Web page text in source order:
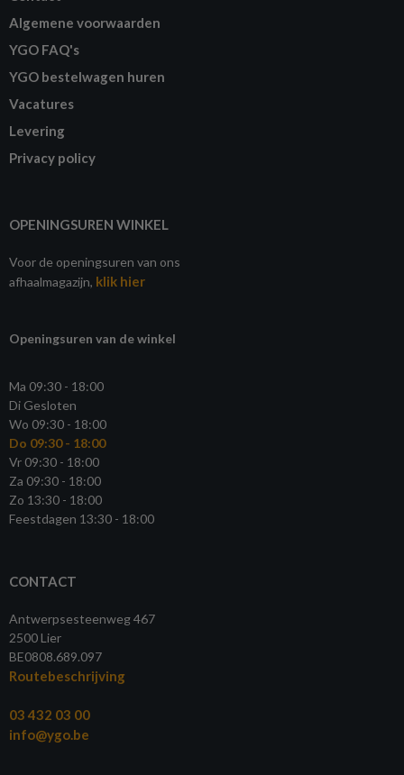
Algemene voorwaarden
YGO FAQ's
YGO bestelwagen huren
Vacatures
Levering
Privacy policy
OPENINGSUREN WINKEL
Voor de openingsuren van ons
afhaalmagazijn, klik hier
Openingsuren van de winkel
Ma 09:30 - 18:00
Di Gesloten
Wo 09:30 - 18:00
Do 09:30 - 18:00
Vr 09:30 - 18:00
Za 09:30 - 18:00
Zo 13:30 - 18:00
Feestdagen 13:30 - 18:00
CONTACT
Antwerpsesteenweg 467
2500 Lier
BE0808.689.097
Routebeschrijving
03 432 03 00
info@ygo.be